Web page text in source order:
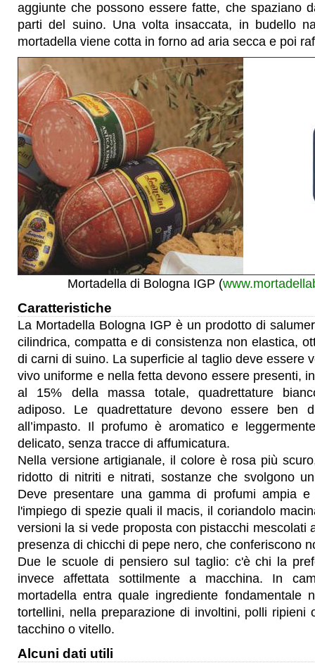
aggiunte che possono essere fatte, che spaziano
parti del suino. Una volta insaccata, in budello
mortadella viene cotta in forno ad aria secca e poi
Mortadella di Bologna IGP (
Caratteristiche
La Mortadella Bologna IGP è un prodotto di
cilindrica, compatta e di consistenza non elastica,
di carni di suino. La superficie al taglio deve essere
vivo uniforme e nella fetta devono essere presenti,
al 15% della massa totale, quadrettature
adiposo. Le quadrettature devono essere ben
all’impasto. Il profumo è aromatico e
delicato, senza tracce di affumicatura.
Nella versione artigianale, il colore è rosa più
ridotto di nitriti e nitrati, sostanze che svolgono
Deve presentare una gamma di profumi ampia
l'impiego di spezie quali il macis, il coriandolo
versioni la si vede proposta con pistacchi mescolati
presenza di chicchi di pepe nero, che conferiscono
Due le scuole di pensiero sul taglio: c'è chi la
invece affettata sottilmente a macchina. In
mortadella entra quale ingrediente fondamentale
tortellini, nella preparazione di involtini, polli ripieni
tacchino o vitello.
Alcuni dati utili